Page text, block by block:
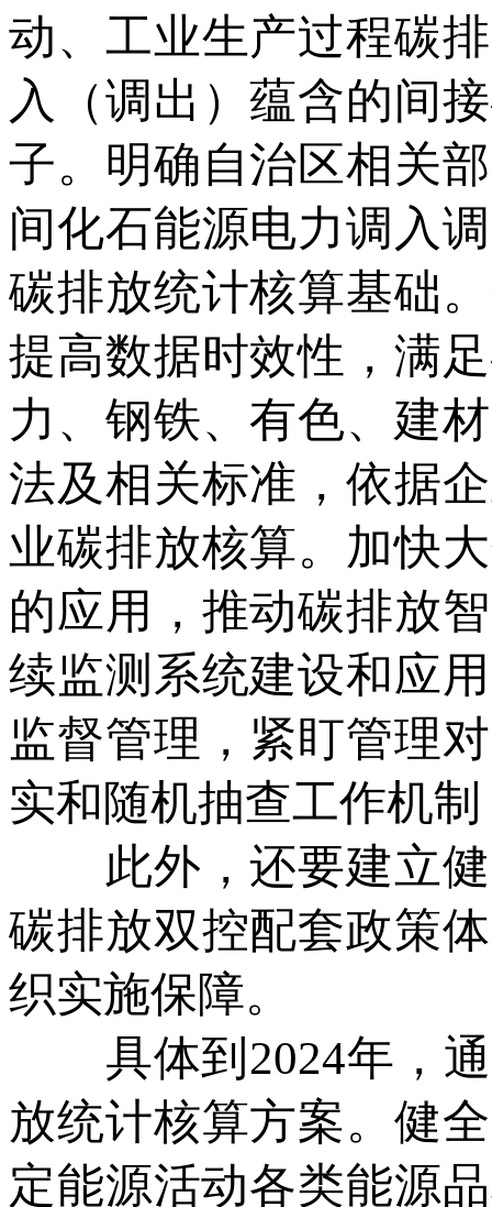
动、工业生产过程碳
入（调出）蕴含的间
子。明确自治区相关
间化石能源电力调入
碳排放统计核算基础
提高数据时效性，满
力、钢铁、有色、建
法及相关标准，依据
业碳排放核算。加快
的应用，推动碳排放
续监测系统建设和应
监督管理，紧盯管理
实和随机抽查工作机
此外，还要建立健
碳排放双控配套政策
织实施保障。
具体到2024年，通
放统计核算方案。健
定能源活动各类能源